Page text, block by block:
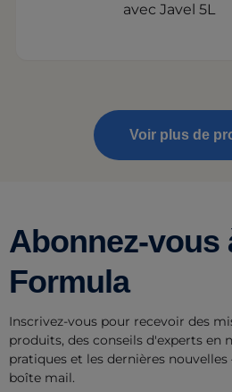
avec Javel 5L
Voir plus de
Abonnez-vous
Formula
Inscrivez-vous pour recevoir des
produits, des conseils d'experts en
pratiques et les dernières
boîte mail.